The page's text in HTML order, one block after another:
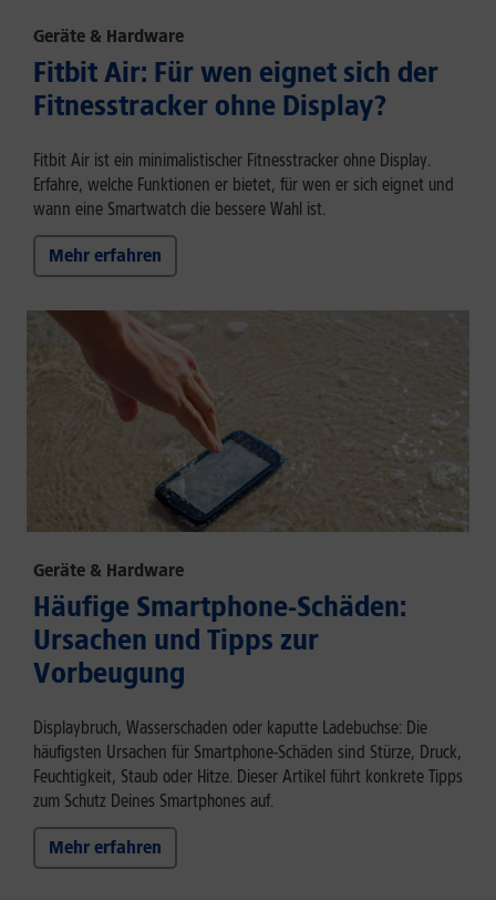
Geräte & Hardware
Fitbit Air: Für wen eignet sich der
Fitnesstracker ohne Display?
Fitbit Air ist ein minimalistischer Fitnesstracker ohne Display.
Erfahre, welche Funktionen er bietet, für wen er sich eignet und
wann eine Smartwatch die bessere Wahl ist.
Mehr erfahren
Geräte & Hardware
Häufige Smartphone-Schäden:
Ursachen und Tipps zur
Vorbeugung
Displaybruch, Wasserschaden oder kaputte Ladebuchse: Die
häufigsten Ursachen für Smartphone-Schäden sind Stürze, Druck,
Feuchtigkeit, Staub oder Hitze. Dieser Artikel führt konkrete Tipps
zum Schutz Deines Smartphones auf.
Mehr erfahren